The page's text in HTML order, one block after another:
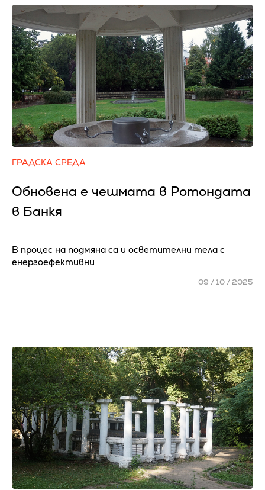
ГРАДСКА СРЕДА
Обновена е чешмата в Ротондата
в Банкя
В процес на подмяна са и осветителни тела с
енергоефективни
09 / 10 / 2025